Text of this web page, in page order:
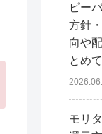
ピー
方針
向や
とめ
モリ